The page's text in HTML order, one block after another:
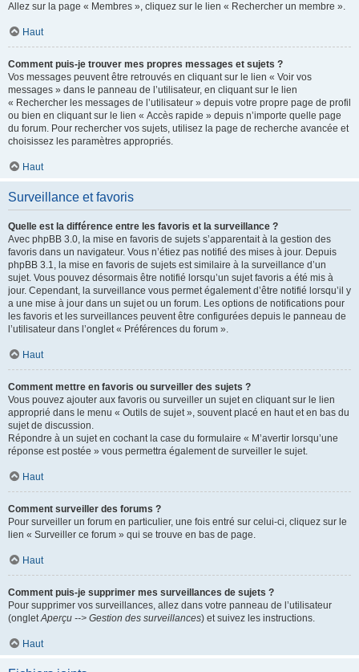
Allez sur la page « Membres », cliquez sur le lien « Rechercher un membre ».
Haut
Comment puis-je trouver mes propres messages et sujets ?
Vos messages peuvent être retrouvés en cliquant sur le lien « Voir vos
messages » dans le panneau de l’utilisateur, en cliquant sur le lien
« Rechercher les messages de l’utilisateur » depuis votre propre page de profil
ou bien en cliquant sur le lien « Accès rapide » depuis n’importe quelle page
du forum. Pour rechercher vos sujets, utilisez la page de recherche avancée et
choisissez les paramètres appropriés.
Haut
Surveillance et favoris
Quelle est la différence entre les favoris et la surveillance ?
Avec phpBB 3.0, la mise en favoris de sujets s’apparentait à la gestion des
favoris dans un navigateur. Vous n’étiez pas notifié des mises à jour. Depuis
phpBB 3.1, la mise en favoris de sujets est similaire à la surveillance d’un
sujet. Vous pouvez désormais être notifié lorsqu’un sujet favoris a été mis à
jour. Cependant, la surveillance vous permet également d’être notifié lorsqu’il y
a une mise à jour dans un sujet ou un forum. Les options de notifications pour
les favoris et les surveillances peuvent être configurées depuis le panneau de
l’utilisateur dans l’onglet « Préférences du forum ».
Haut
Comment mettre en favoris ou surveiller des sujets ?
Vous pouvez ajouter aux favoris ou surveiller un sujet en cliquant sur le lien
approprié dans le menu « Outils de sujet », souvent placé en haut et en bas du
sujet de discussion.
Répondre à un sujet en cochant la case du formulaire « M’avertir lorsqu’une
réponse est postée » vous permettra également de surveiller le sujet.
Haut
Comment surveiller des forums ?
Pour surveiller un forum en particulier, une fois entré sur celui-ci, cliquez sur le
lien « Surveiller ce forum » qui se trouve en bas de page.
Haut
Comment puis-je supprimer mes surveillances de sujets ?
Pour supprimer vos surveillances, allez dans votre panneau de l’utilisateur
(ongletAperçu --> Gestion des surveillances) et suivez les instructions.
Haut